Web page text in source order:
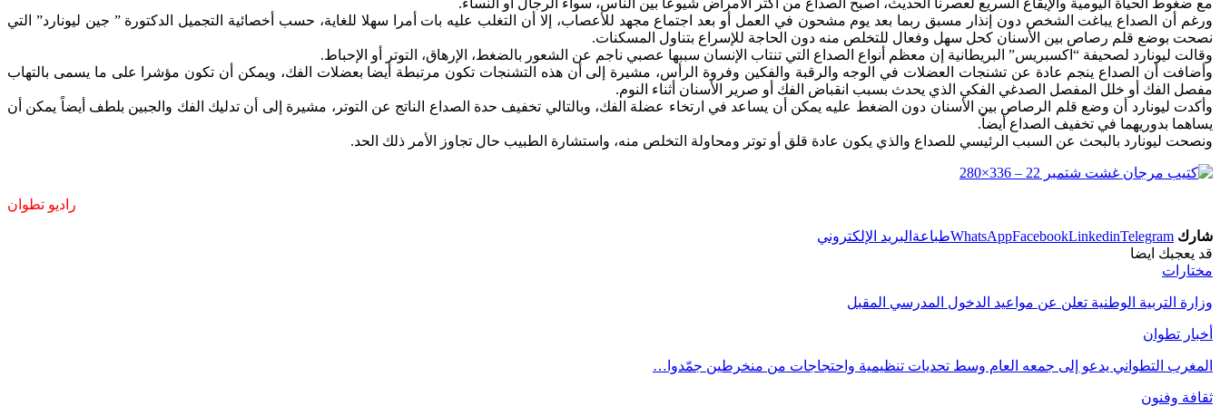
ورغم أن الصداع يباغت الشخص دون إنذار مسبق ربما بعد يوم مشحون في العمل أو بعد اجتماع مجهد للأعصاب، إلا أن التغلب عليه بات أمرا سهلا للغاية، حسب أخصائية التجميل الدكتورة ” جين ليونارد” التي
نصحت بوضع قلم رصاص بين الأسنان كحل سهل وفعال للتخلص منه دون الحاجة للإسراع بتناول المسكنات.
وقالت ليونارد لصحيفة “اكسبريس” البريطانية إن معظم أنواع الصداع التي تنتاب الإنسان سببها عصبي ناجم عن الشعور بالضغط، الإرهاق، التوتر أو الإحباط.
وأضافت أن الصداع ينجم عادة عن تشنجات العضلات في الوجه والرقبة والفكين وفروة الرأس، مشيرة إلى أن هذه التشنجات تكون مرتبطة أيضا بعضلات الفك، ويمكن أن تكون مؤشرا على ما يسمى بالتهاب
مفصل الفك أو خلل المفصل الصدغي الفكي الذي يحدث بسبب انقباض الفك أو صرير الأسنان أثناء النوم.
وأكدت ليونارد أن وضع قلم الرصاص بين الأسنان دون الضغط عليه يمكن أن يساعد في ارتخاء عضلة الفك، وبالتالي تخفيف حدة الصداع الناتج عن التوتر، مشيرة إلى أن تدليك الفك والجبين بلطف أيضاً يمكن أن
يساهما بدوريهما في تخفيف الصداع أيضاً.
ونصحت ليونارد بالبحث عن السبب الرئيسي للصداع والذي يكون عادة قلق أو توتر ومحاولة التخلص منه، واستشارة الطبيب حال تجاوز الأمر ذلك الحد.
راديو تطوان
شارك WhatsAppFacebookLinkedinTelegram طباعة البريد الإلكتروني
قد يعجبك ايضا
مختارات
وزارة التربية الوطنية تعلن عن مواعيد الدخول المدرسي المقبل
أخبار تطوان
المغرب التطواني يدعو إلى جمعه العام وسط تحديات تنظيمية واحتجاجات من منخرطين جمّدوا…
ثقافة وفنون